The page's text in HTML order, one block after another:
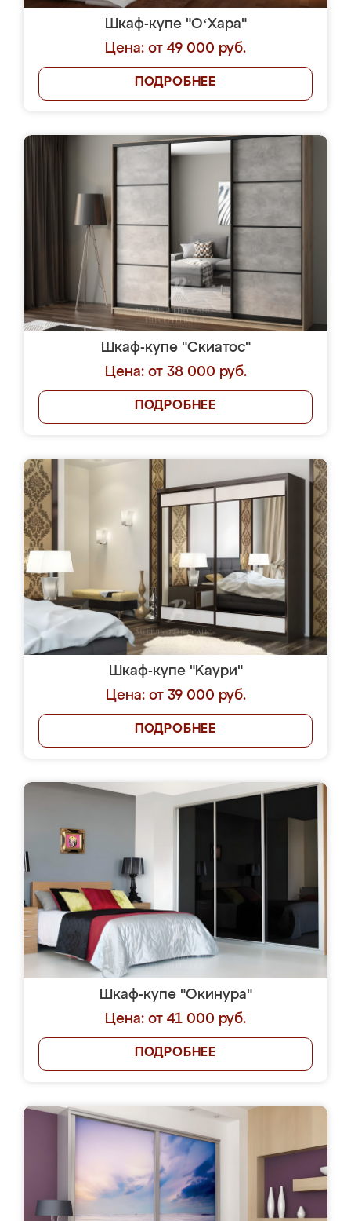
Шкаф-купе "OʻХара"
Цена: от 49 000 руб.
ПОДРОБНЕЕ
Шкаф-купе "Скиатос"
Цена: от 38 000 руб.
ПОДРОБНЕЕ
Шкаф-купе "Kaури"
Цена: от 39 000 руб.
ПОДРОБНЕЕ
Шкаф-купе "Окинура"
Цена: от 41 000 руб.
ПОДРОБНЕЕ